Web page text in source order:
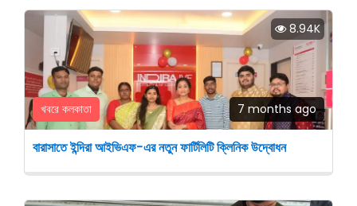
8.94K
খবরে কলকাতা 7 months ago
বারাসাতে ইন্দিরা আইভিএফ-এর নতুন ফার্টিলিটি ক্লিনিক উদ্বোধন